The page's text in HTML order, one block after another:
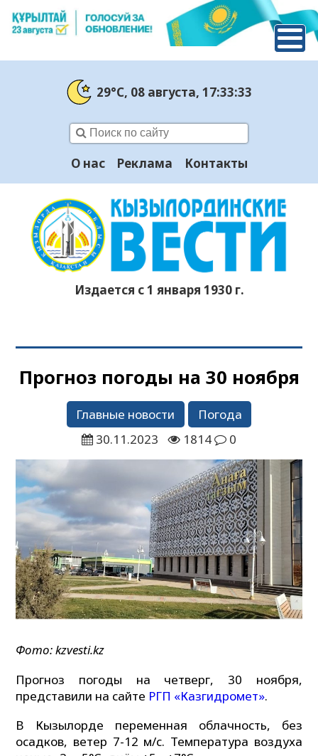
29°C, 08 августа, 17:33:34
О нас Реклама Контакты
Издается с 1 января 1930 г.
Прогноз погоды на 30 ноября
Главные новости
Погода
30.11.2023
1814 0
Фото: kzvesti.kz
Прогноз погоды на четверг, 30 ноября,
представили на сайте РГП «Казгидромет».
В Кызылорде переменная облачность, без
осадков, ветер 7-12 м/с. Температура воздуха